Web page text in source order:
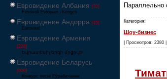
Евровидение Албания [32]
Festivali Evropian i Këngës
Евровидение Андорра [15]
Eurovisió
Евровидение Армения
[228]
Եվրատեսիլ երգի մրցույթ
Евровидение Беларусь
[600]
Конкурс песні Еўрабачанне
Параллельно
Категория:
Шоу-бизнес
| Просмотров: 2380